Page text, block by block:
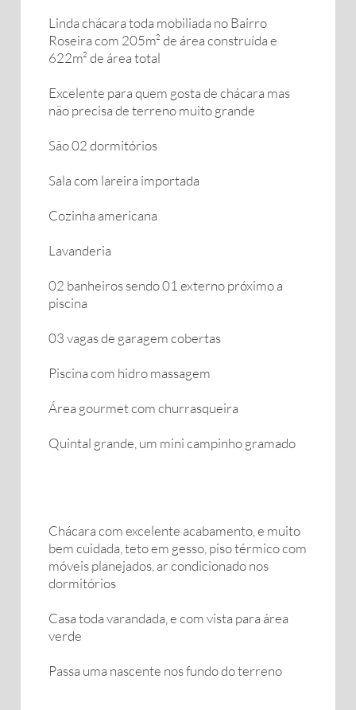
Linda chácara toda mobiliada no Bairro
Roseira com 205m² de área construída e
622m² de área total
Excelente para quem gosta de chácara mas
não precisa de terreno muito grande
São 02 dormitórios
Sala com lareira importada
Cozinha americana
Lavanderia
02 banheiros sendo 01 externo próximo a
piscina
03 vagas de garagem cobertas
Piscina com hidro massagem
Área gourmet com churrasqueira
Quintal grande, um mini campinho gramado
Chácara com excelente acabamento, e muito
bem cuidada, teto em gesso, piso térmico com
móveis planejados, ar condicionado nos
dormitórios
Casa toda varandada, e com vista para área
verde
Passa uma nascente nos fundo do terreno